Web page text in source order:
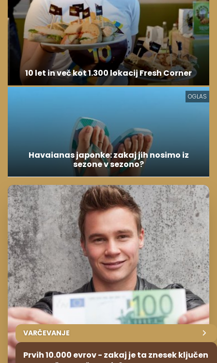
10 let in več kot 1.300 lokacij Fresh Corner
OGLAS
Havaianas japonke: zakaj jih nosimo iz
sezone v sezono?
VARČEVANJE
Prvih 10.000 evrov - zakaj je ta znesek ključen